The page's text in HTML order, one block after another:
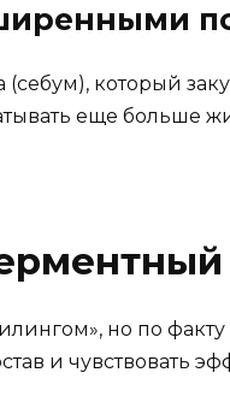
который
еще больше
но по
и чувствовать